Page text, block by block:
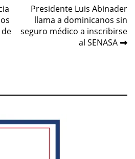
Presidente Luis Abinader
llama a dominicanos sin
seguro médico a inscribirse
al SENASA